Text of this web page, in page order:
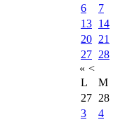
6
7
13 14
20 21
27 28
« <
L
M
27 28
3
4